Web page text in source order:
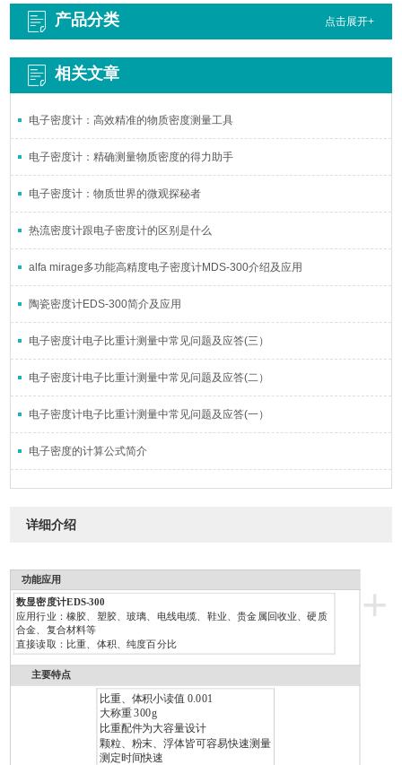
产品分类 点击展开+
相关文章
电子密度计：高效精准的物质密度测量工具
电子密度计：精确测量物质密度的得力助手
电子密度计：物质世界的微观探秘者
热流密度计跟电子密度计的区别是什么
alfa mirage多功能高精度电子密度计MDS-300介绍及应用
陶瓷密度计EDS-300简介及应用
电子密度计电子比重计测量中常见问题及应答(三）
电子密度计电子比重计测量中常见问题及应答(二）
电子密度计电子比重计测量中常见问题及应答(一）
电子密度的计算公式简介
详细介绍
+
功能应用
数显密度计EDS-300
应用行业：橡胶、塑胶、玻璃、电线电缆、鞋业、贵金属回收业、硬质
合金、复合材料等
直接读取：比重、体积、纯度百分比
主要特点
比重、体积小读值 0.001
大称重 300g
比重配件为大容量设计
颗粒、粉末、浮体皆可容易快速测量
测定时间快速